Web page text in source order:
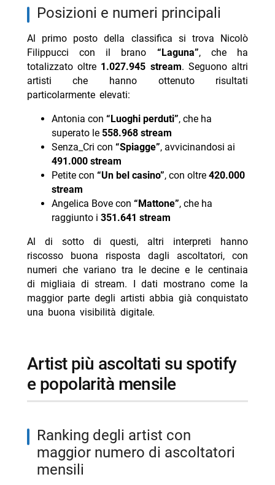
posizioni e numeri principali
Al primo posto della classifica si trova Nicolò
Filippucci con il brano “Laguna”, che ha
totalizzato oltre 1.027.945 stream. Seguono altri
artisti che hanno ottenuto risultati
particolarmente elevati:
Antonia con “Luoghi perduti”, che ha
superato le 558.968 stream
Senza_Cri con “Spiagge”, avvicinandosi ai
491.000 stream
Petite con “Un bel casino”, con oltre 420.000
stream
Angelica Bove con “Mattone”, che ha
raggiunto i 351.641 stream
Al di sotto di questi, altri interpreti hanno
riscosso buona risposta dagli ascoltatori, con
numeri che variano tra le decine e le centinaia
di migliaia di stream. I dati mostrano come la
maggior parte degli artisti abbia già conquistato
una buona visibilità digitale.
artist più ascoltati su spotify
e popolarità mensile
ranking degli artist con
maggior numero di ascoltatori
mensili